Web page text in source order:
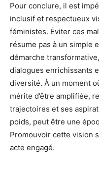
Pour conclure, il est
inclusif et respectueux
féministes. Éviter ces
résume pas à un simple
démarche
dialogues enrichissants
diversité. À un moment
mérite d’être amplifiée,
trajectoires et ses
poids, peut être une
Promouvoir cette vision
acte engagé.